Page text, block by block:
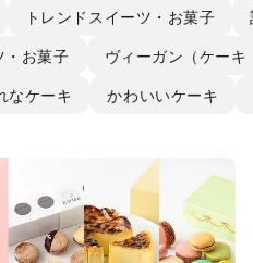
トレンドスイーツ・お菓子
・お菓子 ヴィーガン（ケー
なケーキ かわいいケーキ